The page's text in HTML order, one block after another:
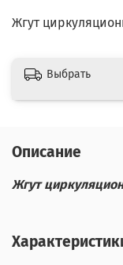
Жгут
Выбрать
Описание
Жгут